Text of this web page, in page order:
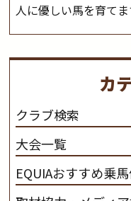
人に優しい馬を育て
生産します。 私たち
さと魅力を追求しま
だわります。 私たち
ンプ乗馬クラブ九州の
カ
クラブ検索
大会一覧
EQUIAおすすめ乗